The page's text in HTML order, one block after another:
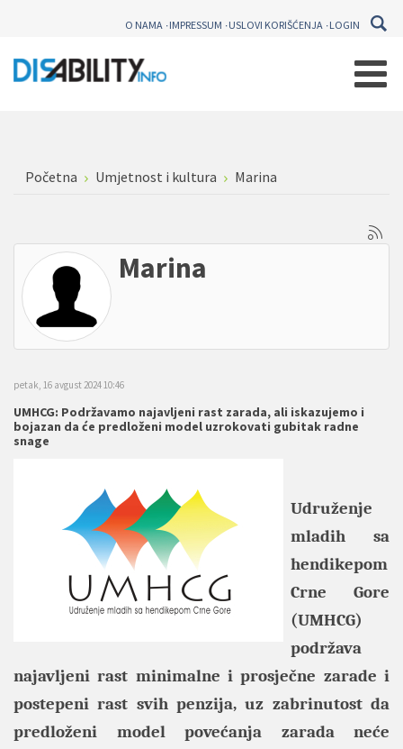
O NAMA IMPRESSUM USLOVI KORIŠĆENJA LOGIN
Početna Umjetnost i kultura Marina
Marina
petak, 16 avgust 2024 10:46
UMHCG: Podržavamo najavljeni rast zarada, ali iskazujemo i
bojazan da će predloženi model uzrokovati gubitak radne
snage
Udruženje
mladih sa
hendikepom
Crne Gore
(UMHCG)
podržava
najavljeni rast minimalne i prosječne zarade i
postepeni rast svih penzija, uz zabrinutost da
predloženi model povećanja zarada neće